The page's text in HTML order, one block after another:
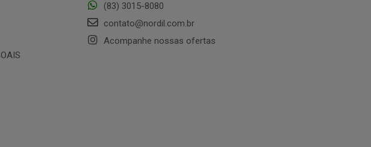
(83) 3015-8080
contato@nordil.com.br
Acompanhe nossas ofertas